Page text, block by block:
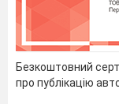
Безкоштовний
про публікацію